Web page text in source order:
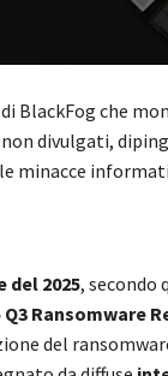
BlackFog che
divulgati,
minacce
2025, secondo
Q3 Ransomware
del